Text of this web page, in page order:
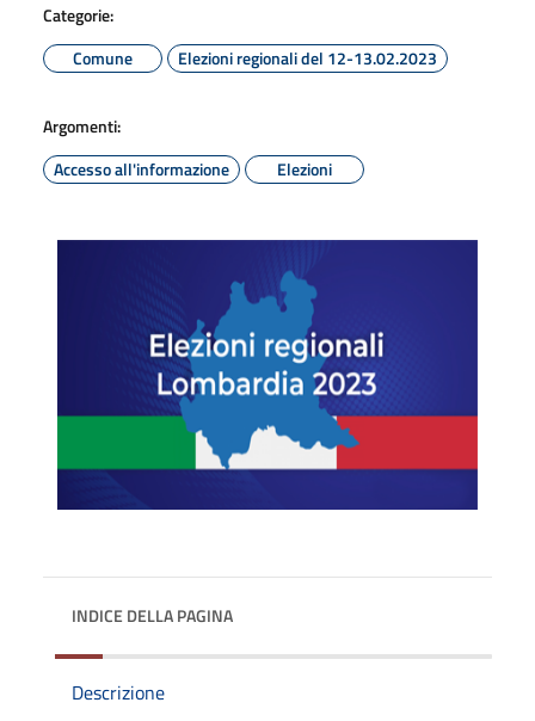
Categorie:
Comune
Elezioni regionali del 12-13.02.2023
Argomenti:
Accesso all'informazione
Elezioni
INDICE DELLA PAGINA
Descrizione